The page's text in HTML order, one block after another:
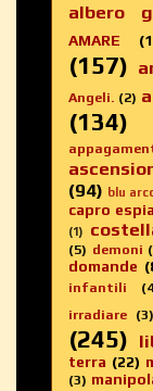
albero
AMARE
(157)
Angeli. (2)
(134)
(94) blu
capro
(1)
(5) demoni
domande
infantili
irradiare (3)
(245)
terra (22)
(3)